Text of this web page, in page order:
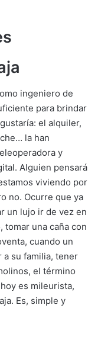
ingeniero de
para brindar
el alquiler,
la han
y
Alguien pensará
viviendo por
no. Ocurre que ya
un lujo ir de vez en
tomar una caña con
cuando un
a su familia, tener
el término
es mileurista,
Es, simple y